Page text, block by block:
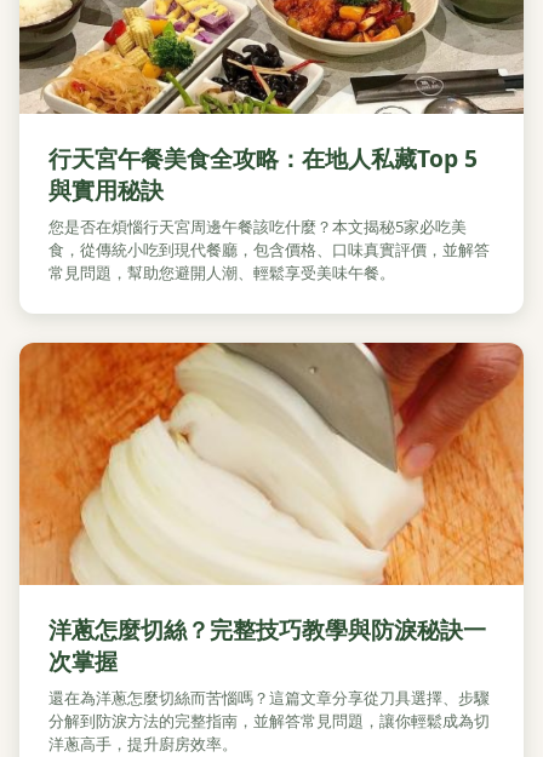
行天宮午餐美食全攻略：在地人私藏Top 5
與實用秘訣
您是否在煩惱行天宮周邊午餐該吃什麼？本文揭秘5家必吃美
食，從傳統小吃到現代餐廳，包含價格、口味真實評價，並解答
常見問題，幫助您避開人潮、輕鬆享受美味午餐。
洋蔥怎麼切絲？完整技巧教學與防淚秘訣一
次掌握
還在為洋蔥怎麼切絲而苦惱嗎？這篇文章分享從刀具選擇、步驟
分解到防淚方法的完整指南，並解答常見問題，讓你輕鬆成為切
洋蔥高手，提升廚房效率。